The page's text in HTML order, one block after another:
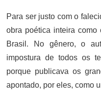
Para ser justo com o
obra poética inteira
Brasil. No gênero, o
impostura de todos os
porque publicava os
apontado, por eles, como